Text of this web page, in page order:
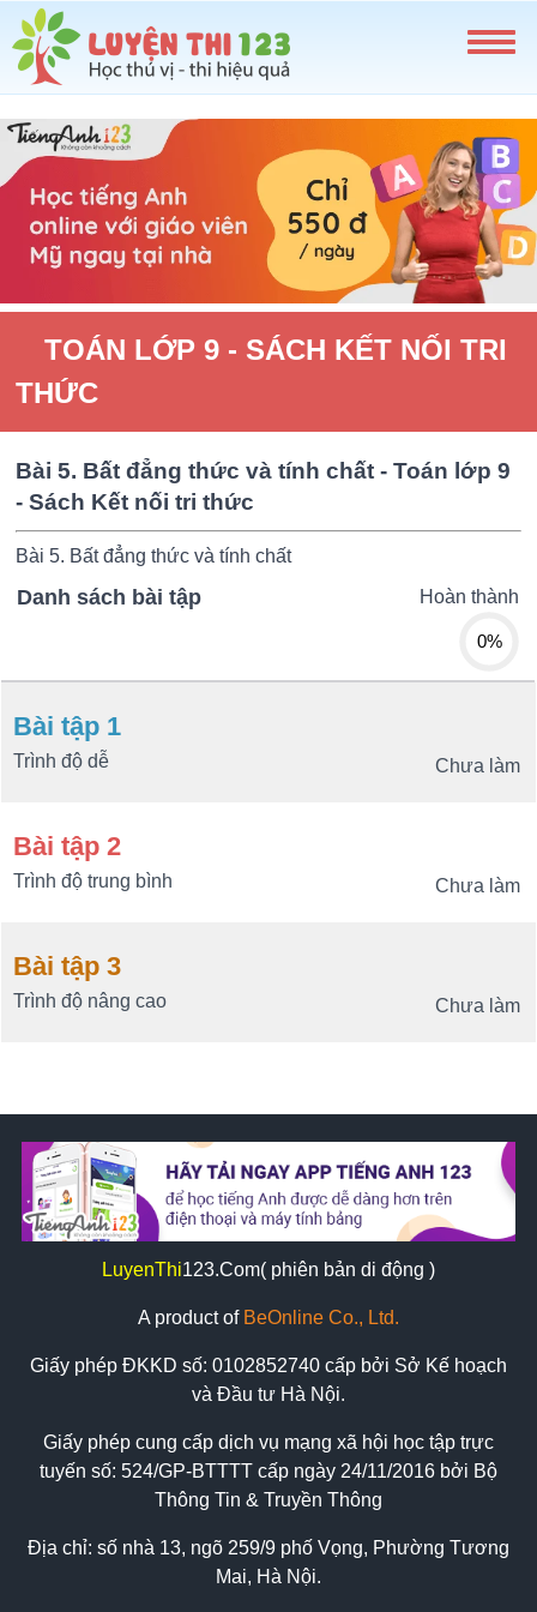
TOÁN LỚP 9 - SÁCH KẾT NỐI TRI
THỨC
Bài 5. Bất đẳng thức và tính chất - Toán lớp 9
- Sách Kết nối tri thức
Bài 5. Bất đẳng thức và tính chất
Danh sách bài tập Hoàn thành
0%
Bài tập 1
Chưa làm
Trình độ dễ
Bài tập 2
Chưa làm
Trình độ trung bình
Bài tập 3
Chưa làm
Trình độ nâng cao
LuyenThi123.Com( phiên bản di động )
A product of BeOnline Co., Ltd.
Giấy phép ĐKKD số: 0102852740 cấp bởi Sở Kế hoạch
và Đầu tư Hà Nội.
Giấy phép cung cấp dịch vụ mạng xã hội học tập trực
tuyến số: 524/GP-BTTTT cấp ngày 24/11/2016 bởi Bộ
Thông Tin & Truyền Thông
Địa chỉ: số nhà 13, ngõ 259/9 phố Vọng, Phường Tương
Mai, Hà Nội.